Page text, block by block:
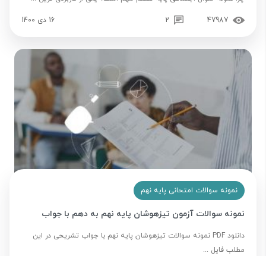
47987
2 16 دی 1400
نمونه سوالات امتحانی پایه نهم
نمونه سوالات آزمون تیزهوشان پایه نهم به دهم با جواب
دانلود PDF نمونه سوالات تیزهوشان پایه نهم با جواب تشریحی در این
مطلب فایل ...